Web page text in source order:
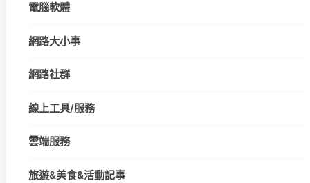
電腦軟體
網路大小事
網路社群
線上工具/服務
雲端服務
旅遊&美食&活動記事